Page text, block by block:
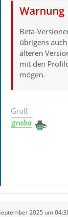
Warnung
Beta-
übrigens
älteren
mit den
mögen.
Gruß
graba
2025 um